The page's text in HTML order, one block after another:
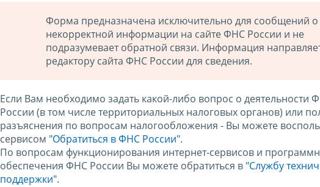
Форма предназначена исключительно для сообщений о
некорректной информации на сайте ФНС России и не
подразумевает обратной связи. Информация
редактору сайта ФНС России для сведения.
Если Вам необходимо задать какой-либо вопрос о деятельности
России (в том числе территориальных налоговых органов) или
разъяснения по вопросам налогообложения - Вы можете
сервисом "Обратиться в ФНС России".
По вопросам функционирования интернет-сервисов и
обеспечения ФНС России Вы можете обратиться в "Службу
поддержки".